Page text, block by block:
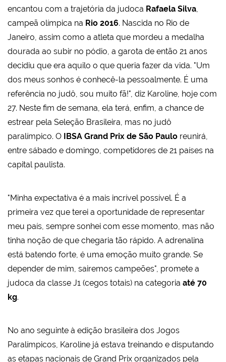
encantou com a trajetória da judoca Rafaela Silva
campeã olímpica na Rio 2016. Nascida no Rio de
Janeiro, assim como a atleta que mordeu a medalha
dourada ao subir no pódio, a garota de então 21 anos
decidiu que era aquilo o que queria fazer da vida. "Um
dos meus sonhos é conhecê-la pessoalmente. É uma
referência no judô, sou muito fã!", diz Karoline, hoje com
27. Neste fim de semana, ela terá, enfim, a chance de
estrear pela Seleção Brasileira, mas no judô
paralímpico. O IBSA Grand Prix de São Paulo reunirá,
entre sábado e domingo, competidores de 21 países na
capital paulista.
"Minha expectativa é a mais incrível possível. É a
primeira vez que terei a oportunidade de representar
meu país, sempre sonhei com esse momento, mas não
tinha noção de que chegaria tão rápido. A adrenalina
está batendo forte, é uma emoção muito grande. Se
depender de mim, sairemos campeões", promete a
judoca da classe J1 (cegos totais) na categoria até 70
kg.
No ano seguinte à edição brasileira dos Jogos
Paralímpicos, Karoline já estava treinando e disputando
as etapas nacionais de Grand Prix organizados pela